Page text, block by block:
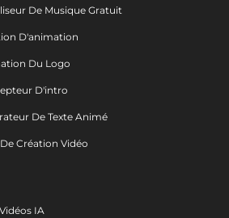
De Musique Gratuit
D'animation
Du Logo
D'intro
De Texte Animé
Création Vidéo
IA